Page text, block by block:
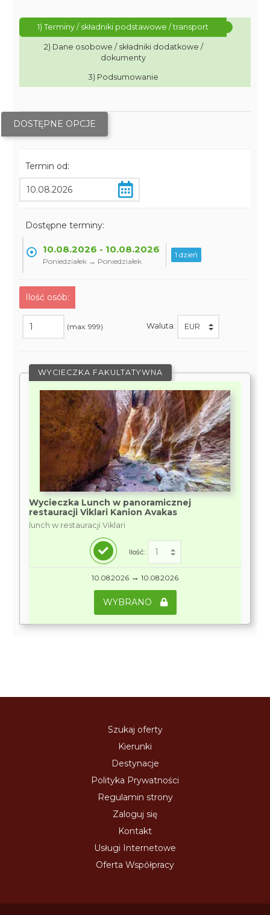
1) Terminy / składniki podstawowe / transport
2) Dane osobowe / składniki dodatkowe /
dokumenty
3) Podsumowanie
DOSTĘPNE OPCJE
Termin od:
Dostępne terminy:
10.08.2026 - 10.08.2026
Poniedziałek → Poniedziałek
1 dzień
Ilość osób:
(max. 999) Waluta:
WYCIECZKA FAKULTATYWNA
Wycieczka Lunch w panoramicznej
restauracji Viklari Kanion Avakas
lunch w restauracji Viklari
Ilość:
10.08.2026 → 10.08.2026
WYBRANO
Szukaj oferty
Kierunki
Destynacje
Polityka Prywatności
Regulamin strony
Zaloguj się
Kontakt
Usługi Internetowe
Oferta Współpracy